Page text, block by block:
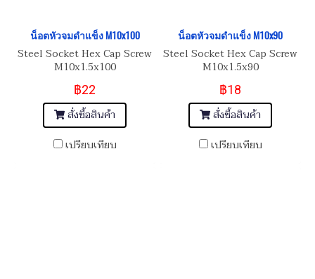
น็อตหัวจมดำแข็ง M10x100
Steel Socket Hex Cap Screw
M10x1.5x100
฿22
สั่งซื้อสินค้า
เปรียบเทียบ
น็อตหัวจมดำแข็ง M10x90
Steel Socket Hex Cap Screw
M10x1.5x90
฿18
สั่งซื้อสินค้า
เปรียบเทียบ